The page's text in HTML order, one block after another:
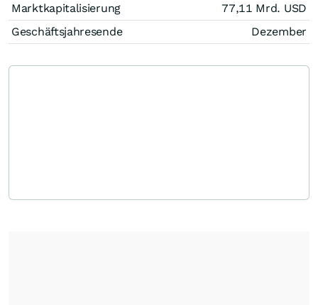
Marktkapitalisierung
77,11 Mrd. USD
Geschäftsjahresende
Dezember